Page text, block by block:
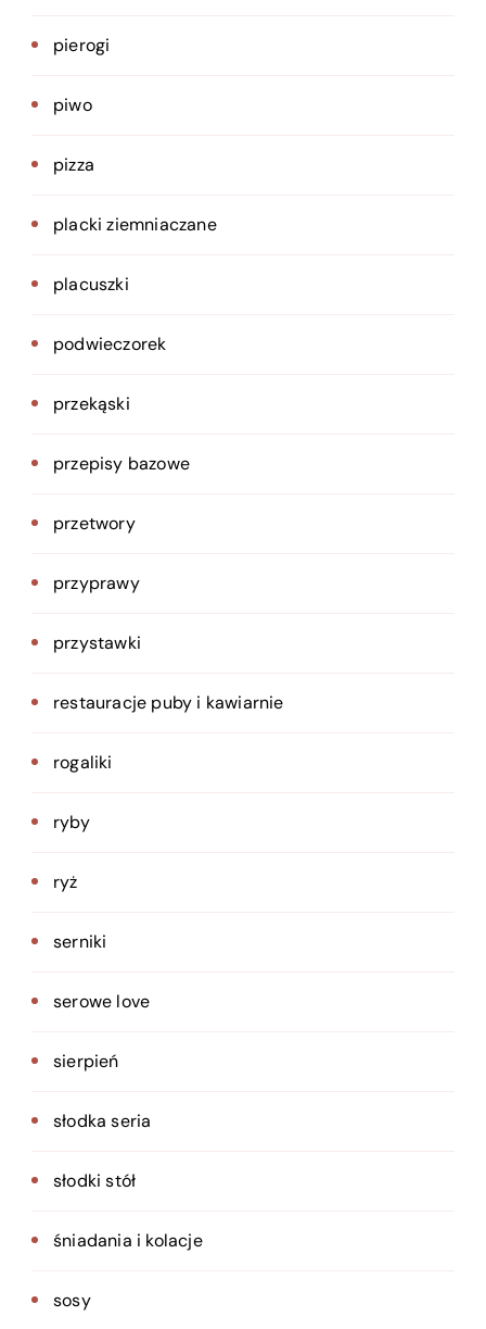
pierogi
piwo
pizza
placki ziemniaczane
placuszki
podwieczorek
przekąski
przepisy bazowe
przetwory
przyprawy
przystawki
restauracje puby i kawiarnie
rogaliki
ryby
ryż
serniki
serowe love
sierpień
słodka seria
słodki stół
śniadania i kolacje
sosy